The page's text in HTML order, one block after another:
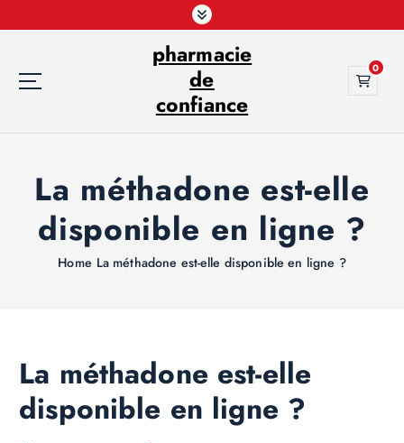
k
pharmacie
de
confiance
0
La méthadone est-elle
disponible en ligne ?
Home La méthadone est-elle disponible en ligne ?
La méthadone est-elle
disponible en ligne ?